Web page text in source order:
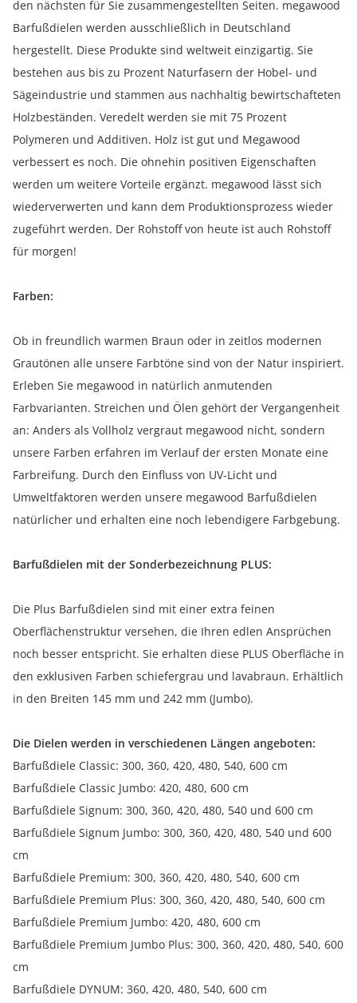
den nächsten für Sie zusammengestellten Seiten. megawood
Barfußdielen werden ausschließlich in Deutschland
hergestellt. Diese Produkte sind weltweit einzigartig. Sie
bestehen aus bis zu Prozent Naturfasern der Hobel- und
Sägeindustrie und stammen aus nachhaltig bewirtschafteten
Holzbeständen. Veredelt werden sie mit 75 Prozent
Polymeren und Additiven. Holz ist gut und Megawood
verbessert es noch. Die ohnehin positiven Eigenschaften
werden um weitere Vorteile ergänzt. megawood lässt sich
wiederverwerten und kann dem Produktionsprozess wieder
zugeführt werden. Der Rohstoff von heute ist auch Rohstoff
für morgen!
Farben:
Ob in freundlich warmen Braun oder in zeitlos modernen
Grautönen alle unsere Farbtöne sind von der Natur inspiriert.
Erleben Sie megawood in natürlich anmutenden
Farbvarianten. Streichen und Ölen gehört der Vergangenheit
an: Anders als Vollholz vergraut megawood nicht, sondern
unsere Farben erfahren im Verlauf der ersten Monate eine
Farbreifung. Durch den Einfluss von UV-Licht und
Umweltfaktoren werden unsere megawood Barfußdielen
natürlicher und erhalten eine noch lebendigere Farbgebung.
Barfußdielen mit der Sonderbezeichnung PLUS:
Die Plus Barfußdielen sind mit einer extra feinen
Oberflächenstruktur versehen, die Ihren edlen Ansprüchen
noch besser entspricht. Sie erhalten diese PLUS Oberfläche in
den exklusiven Farben schiefergrau und lavabraun. Erhältlich
in den Breiten 145 mm und 242 mm (Jumbo).
Die Dielen werden in verschiedenen Längen angeboten:
Barfußdiele Classic: 300, 360, 420, 480, 540, 600 cm
Barfußdiele Classic Jumbo: 420, 480, 600 cm
Barfußdiele Signum: 300, 360, 420, 480, 540 und 600 cm
Barfußdiele Signum Jumbo: 300, 360, 420, 480, 540 und 600
cm
Barfußdiele Premium: 300, 360, 420, 480, 540, 600 cm
Barfußdiele Premium Plus: 300, 360, 420, 480, 540, 600 cm
Barfußdiele Premium Jumbo: 420, 480, 600 cm
Barfußdiele Premium Jumbo Plus: 300, 360, 420, 480, 540, 600
cm
Barfußdiele DYNUM: 360, 420, 480, 540, 600 cm